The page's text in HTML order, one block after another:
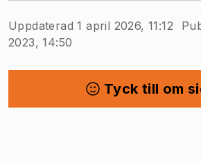
Uppdaterad 1 april 2026, 11:12
2023, 14:50
Tyck till om